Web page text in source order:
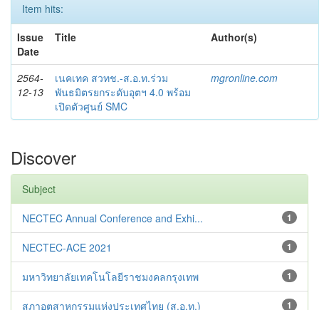
Item hits:
Issue
Date
Title Author(s)
2564-
12-13
เนคเทค สวทช.-ส.อ.ท.ร่วม
พันธมิตรยกระดับอุตฯ 4.0 พร้อม
เปิดตัวศูนย์ SMC
mgronline.com
Discover
Subject
1
NECTEC Annual Conference and Exhi...
1
NECTEC-ACE 2021
1
มหาวิทยาลัยเทคโนโลยีราชมงคลกรุงเทพ
1
สภาอุตสาหกรรมแห่งประเทศไทย (ส.อ.ท.)